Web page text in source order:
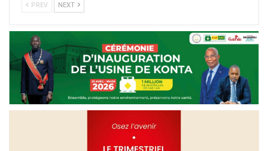
PREV NEXT